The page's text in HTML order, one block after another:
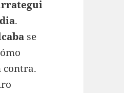
.
se
contra.